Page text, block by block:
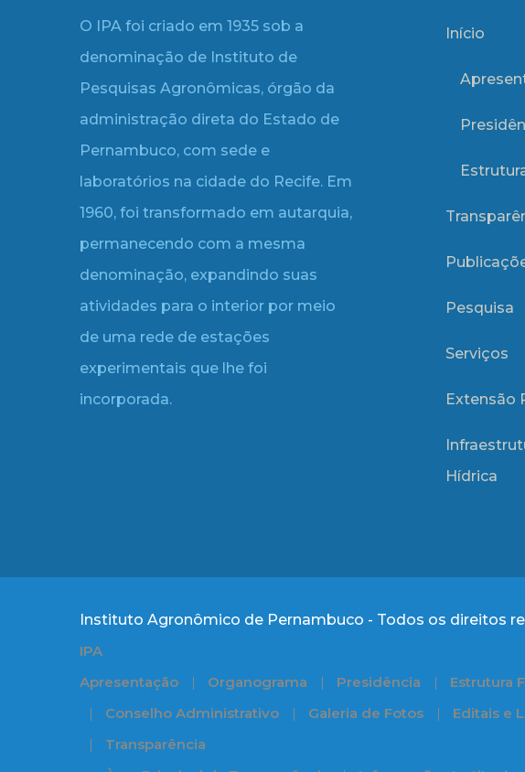
O IPA foi criado em 1935 sob a
denominação de Instituto de
Pesquisas Agronômicas, órgão da
administração direta do Estado de
Pernambuco, com sede e
laboratórios na cidade do Recife. Em
1960, foi transformado em autarquia,
permanecendo com a mesma
denominação, expandindo suas
atividades para o interior por meio
de uma rede de estações
experimentais que lhe foi
incorporada.
Início
Pesquisa
Serviços
Extensão
Hídrica
Instituto Agronômico de Pernambuco - Todos os direitos
IPA
Apresentação
Organograma Presidência Estrutura
Conselho Administrativo
Galeria de Fotos Editais e
Transparência